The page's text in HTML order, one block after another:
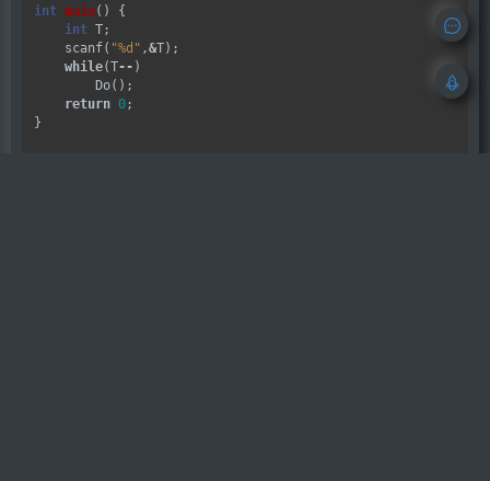
int main() {
int T;
    scanf(
"%d" ,&T);
while(T-- )
        Do();
return 0;
}